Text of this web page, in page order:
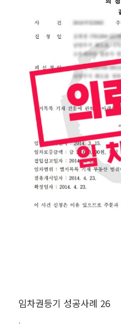
임차권등기 성공사례 26
.